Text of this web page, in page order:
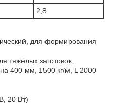
2,8
для формирования
тяжёлых заготовок,
400 мм, 1500 кг/м, L 2000
20 Вт)